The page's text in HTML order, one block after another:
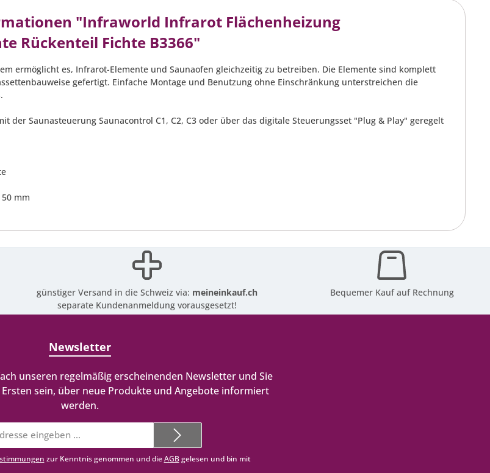
"Infraworld Infrarot Flächenheizung
Rückenteil Fichte B3366"
ermöglicht es, Infrarot-Elemente und Saunaofen gleichzeitig zu betreiben. Die Elemente sind komplett
gefertigt. Einfache Montage und Benutzung ohne Einschränkung unterstreichen die
der Saunasteuerung Saunacontrol C1, C2, C3 oder über das digitale Steuerungsset "Plug & Play" geregelt
mm
günstiger Versand in die Schweiz via: meineinkauf.ch
separate Kundenanmeldung vorausgesetzt!
Bequemer Kauf auf Rechnung
Newsletter
unseren regelmäßig erscheinenden Newsletter und Sie
sein, über neue Produkte und Angebote informiert
werden.
Mail-
Adresse*
zur Kenntnis genommen und dieAGBgelesen und bin mit